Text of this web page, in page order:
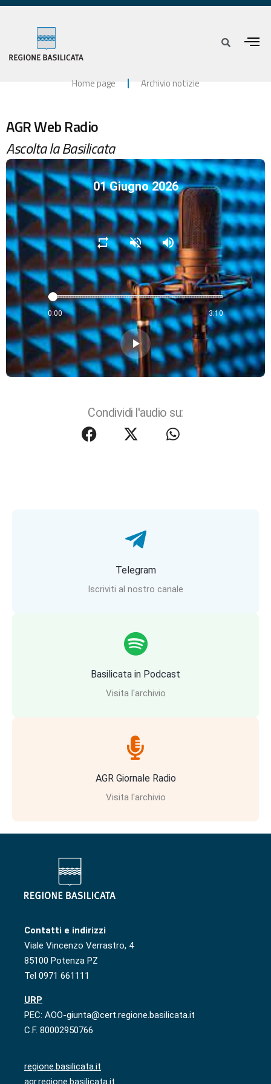
Home page Archivio notizie
AGR Web Radio
Ascolta la Basilicata
01 Giugno 2026
repeat volume_off volume_up
0:00 3:10
play_arrow
Condividi l'audio su:
Telegram
Iscriviti al nostro canale
Basilicata in Podcast
Visita l'archivio
AGR Giornale Radio
Visita l'archivio
Contatti e indirizzi
Viale Vincenzo Verrastro, 4
85100 Potenza PZ
Tel 0971 661111
URP
PEC: AOO-giunta@cert.regione.basilicata.it
C.F. 80002950766
regione.basilicata.it
agr.regione.basilicata.it